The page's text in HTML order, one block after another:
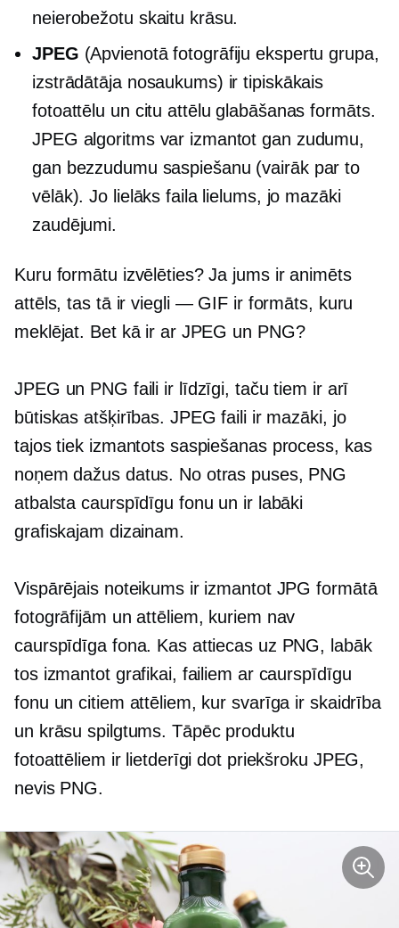
neierobežotu skaitu krāsu.
JPEG (Apvienotā fotogrāfiju ekspertu grupa,
izstrādātāja nosaukums) ir tipiskākais
fotoattēlu un citu attēlu glabāšanas formāts.
JPEG algoritms var izmantot gan zudumu,
gan bezzudumu saspiešanu (vairāk par to
vēlāk). Jo lielāks faila lielums, jo mazāki
zaudējumi.
Kuru formātu izvēlēties? Ja jums ir animēts
attēls, tas tā irviegli — GIF ir formāts, kuru
meklējat. Bet kā ir ar JPEG un PNG?
JPEG un PNG faili ir līdzīgi, taču tiem ir arī
būtiskas atšķirības. JPEG faili ir mazāki, jo
tajos tiek izmantots saspiešanas process, kas
noņem dažus datus. No otras puses, PNG
atbalsta caurspīdīgu fonu un ir labāki
grafiskajam dizainam.
Vispārējais noteikums ir izmantot JPG formātā
fotogrāfijām un attēliem, kuriem nav
caurspīdīga fona. Kas attiecas uz PNG, labāk
tos izmantot grafikai, failiem ar caurspīdīgu
fonu un citiem attēliem, kur svarīga ir skaidrība
un krāsu spilgtums. Tāpēc produktu
fotoattēliem ir lietderīgi dot priekšroku JPEG,
nevis PNG.